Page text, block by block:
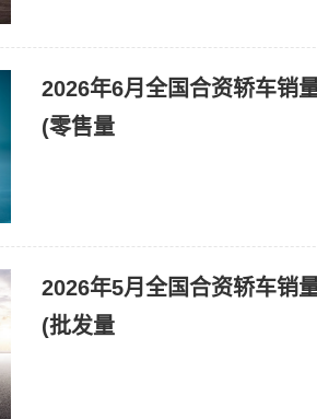
2026年6月全国合资轿车销
(零售量
2026年5月全国合资轿车销
(批发量